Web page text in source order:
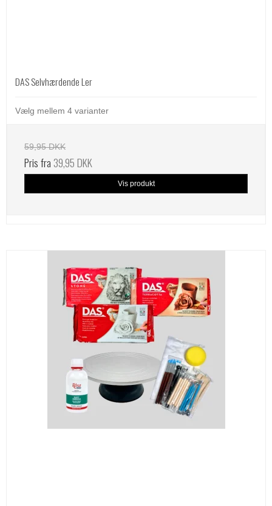
DAS Selvhærdende Ler
Vælg mellem 4 varianter
59,95 DKK
Pris fra 39,95 DKK
Vis produkt